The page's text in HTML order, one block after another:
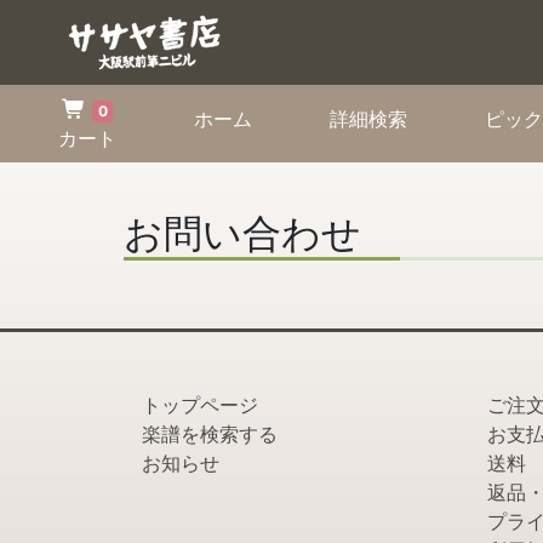
0
カート
ホーム (current)詳細検索 ピッ
お問い合わせ
トップページ
楽譜を検索する
お知らせ
ご注
お支
送料
返品
プラ